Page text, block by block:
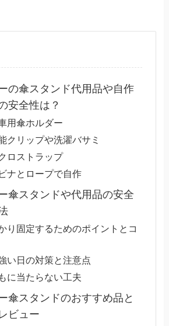
の傘スタンド代用品や自作
安全性は？
用傘ホルダー
クリップや洗濯バサミ
ロストラップ
ナとロープで自作
傘スタンドや代用品の安全
り固定するためのポイントとコ
い日の対策と注意点
に当たらない工夫
傘スタンドのおすすめ品と
ビュー